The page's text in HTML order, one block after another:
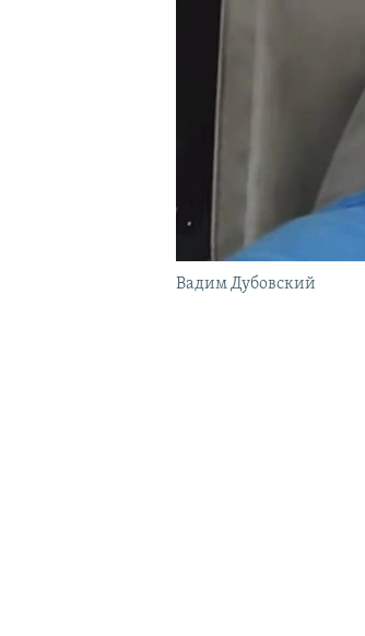
Вадим Дубовский